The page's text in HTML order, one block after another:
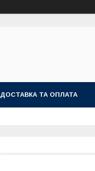
ДОСТАВКА ТА ОПЛАТА